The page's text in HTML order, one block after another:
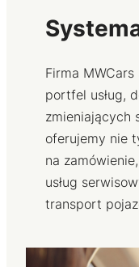
Firma
portfel usług,
zmieniających
oferujemy nie
na
usług
transport